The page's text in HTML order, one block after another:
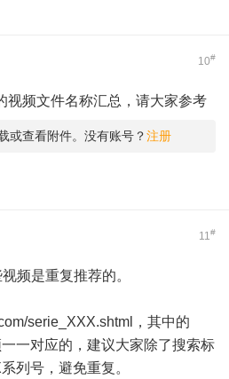
10#
视频文件名称汇总，请大家参考
或查看附件。没有账号？注册
11#
频是重复推荐的。
serie_XXX.shtml
，其中的
一对应的，建议大家除了搜索标
列号，避免重复。